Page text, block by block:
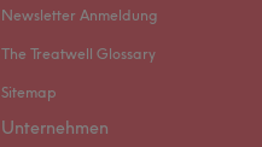
Newsletter Anmeldung
The Treatwell Glossary
Sitemap
Unternehmen